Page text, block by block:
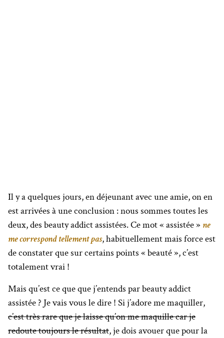
Il y a quelques jours, en déjeunant avec une amie, on en
est arrivées à une conclusion : nous sommes toutes les
deux, des beauty addict assistées. Ce mot « assistée » ne
me correspond tellement pas, habituellement mais force est
de constater que sur certains points « beauté », c’est
totalement vrai !
Mais qu’est ce que que j’entends par beauty addict
assistée ? Je vais vous le dire ! Si j’adore me maquiller,
c’est très rare que je laisse qu’on me maquille car je
redoute toujours le résultat, je dois avouer que pour la